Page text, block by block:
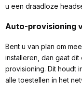
u een draadloze
Auto-provisioning
Bent u van plan om
installeren, dan gaat
provisioning. Dit houdt
alle toestellen in het